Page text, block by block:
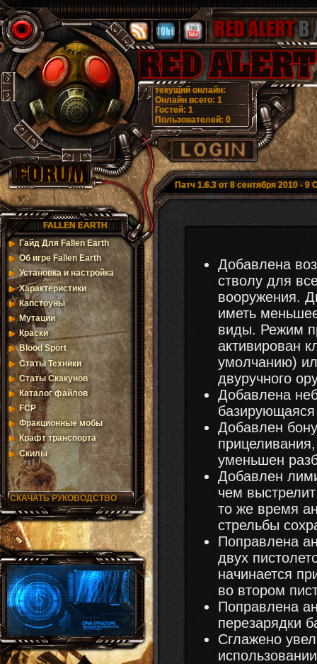
Онлайн всего: 1
Гостей: 1
Пользователей: 0
текущий онлайн:
Патч 1.6.3 от 8 сентября 2010 - 9
FALLEN EARTH
Гайд Для Fallen Earth
Об игре Fallen Earth
Установка и настройка
Характеристики
Капстоуны
Мутации
Краски
Blood Sport
Статы Техники
Статы Скакунов
Каталог файлов
FCP
Фракционные мобы
Крафт транспорта
Скилы
СКАЧАТЬ РУКОВОДСТВО
Добавлена
стволу для
вооружения.
иметь
виды. Режим
активирован
умолчанию)
двуручного
Добавлена
Добавлен
уменьшен
Добавлен
чем
то же время
стрельбы
Поправлена
двух
начинается
во втором
Поправлена
перезарядки
Сглажено